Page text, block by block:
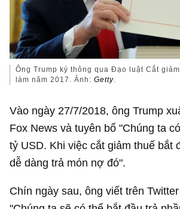
Ông Trump ký thông qua Đạo luật Cắt
làm năm 2017. Ảnh:Getty.
Vào ngày 27/7/2018, ông Trump
Fox News và tuyên bố "Chúng ta
tỷ USD. Khi việc cắt giảm thuế bắt
dễ dàng trả món nợ đó".
Chín ngày sau, ông viết trên